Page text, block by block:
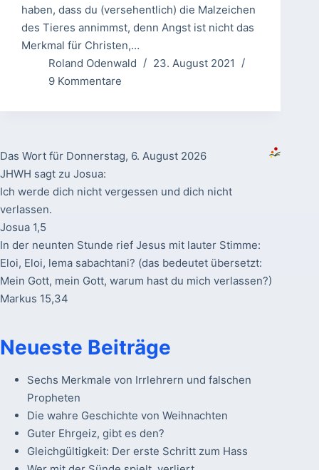
haben, dass du (versehentlich) die Malzeichen
des Tieres annimmst, denn Angst ist nicht das
Merkmal für Christen,…
Roland Odenwald
23. August 2021
9 Kommentare
Das Wort für Donnerstag, 6. August 2026
JHWH sagt zu Josua:
Ich werde dich nicht vergessen und dich nicht
verlassen.
Josua 1,5
In der neunten Stunde rief Jesus mit lauter Stimme:
Eloi, Eloi, lema sabachtani? (das bedeutet übersetzt:
Mein Gott, mein Gott, warum hast du mich verlassen?)
Markus 15,34
Neueste Beiträge
Sechs Merkmale von Irrlehrern und falschen
Propheten
Die wahre Geschichte von Weihnachten
Guter Ehrgeiz, gibt es den?
Gleichgültigkeit: Der erste Schritt zum Hass